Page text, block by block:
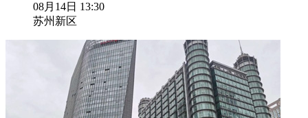
08月14日 13:30
苏州新区